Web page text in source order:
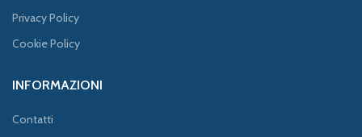
Privacy Policy
Cookie Policy
INFORMAZIONI
Contatti